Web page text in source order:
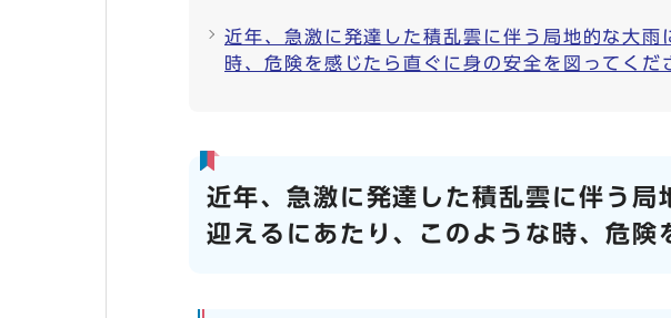
近年、急激に発達した積乱雲に伴う局地的な大
時、危険を感じたら直ぐに身の安全を図ってくだ
近年、急激に発達した積乱雲に伴う
迎えるにあたり、このような時、危険